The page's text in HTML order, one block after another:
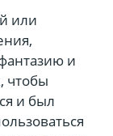
или
и
чтобы
и был